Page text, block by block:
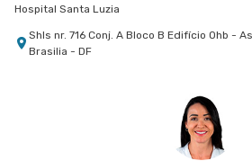
Hospital Santa Luzia
Shls nr. 716 Conj. A Bloco B Edifício Ohb -
Brasilia - DF
Sgas nr. 914 - Asa Sul, Brasilia - DF